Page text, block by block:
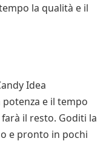
la qualità e il
Idea
potenza e il tempo
il resto. Goditi la
e pronto in pochi